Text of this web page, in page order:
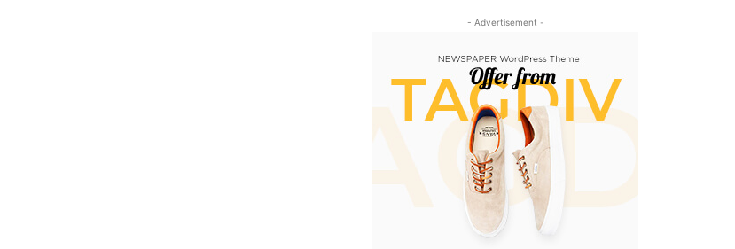
- Advertisement -